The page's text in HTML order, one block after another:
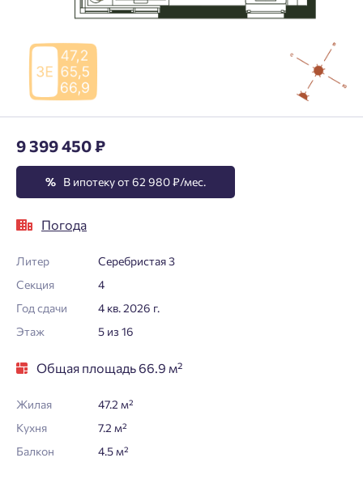
9 399 450 ₽
% В ипотеку от 62 980 ₽/мес.
Погода
Литер
Серебристая 3
Секция
4
Год сдачи
4 кв. 2026 г.
Этаж
5 из 16
Общая площадь 66.9 м²
Жилая
47.2 м²
Кухня
7.2 м²
Балкон
4.5 м²